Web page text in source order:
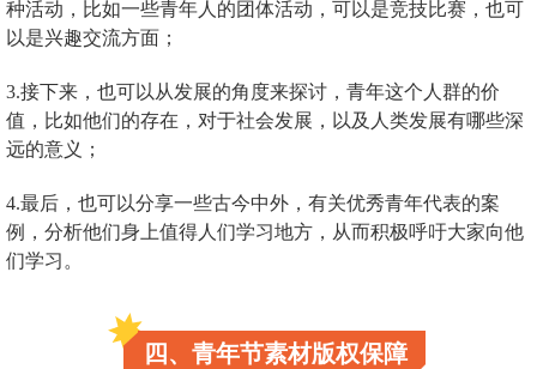
种活动，比如一些青年人的团体活动，可以是竞技比赛，也可
以是兴趣交流方面；
3.接下来，也可以从发展的角度来探讨，青年这个人群的价
值，比如他们的存在，对于社会发展，以及人类发展有哪些深
远的意义；
4.最后，也可以分享一些古今中外，有关优秀青年代表的案
例，分析他们身上值得人们学习地方，从而积极呼吁大家向他
们学习。
四、青年节素材版权保障